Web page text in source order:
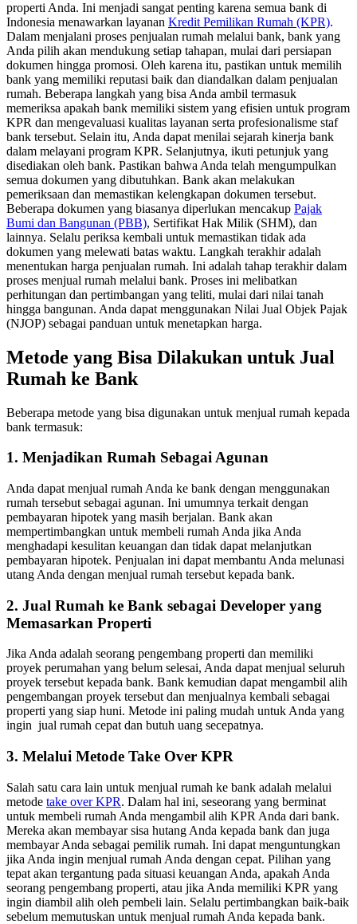
properti Anda. Ini menjadi sangat penting karena semua bank di
Indonesia menawarkan layanan Kredit Pemilikan Rumah (KPR).
Dalam menjalani proses penjualan rumah melalui bank, bank yang
Anda pilih akan mendukung setiap tahapan, mulai dari persiapan
dokumen hingga promosi. Oleh karena itu, pastikan untuk memilih
bank yang memiliki reputasi baik dan diandalkan dalam penjualan
rumah. Beberapa langkah yang bisa Anda ambil termasuk
memeriksa apakah bank memiliki sistem yang efisien untuk program
KPR dan mengevaluasi kualitas layanan serta profesionalisme staf
bank tersebut. Selain itu, Anda dapat menilai sejarah kinerja bank
dalam melayani program KPR. Selanjutnya, ikuti petunjuk yang
disediakan oleh bank. Pastikan bahwa Anda telah mengumpulkan
semua dokumen yang dibutuhkan. Bank akan melakukan
pemeriksaan dan memastikan kelengkapan dokumen tersebut.
Beberapa dokumen yang biasanya diperlukan mencakup Pajak
Bumi dan Bangunan (PBB), Sertifikat Hak Milik (SHM), dan
lainnya. Selalu periksa kembali untuk memastikan tidak ada
dokumen yang melewati batas waktu. Langkah terakhir adalah
menentukan harga penjualan rumah. Ini adalah tahap terakhir dalam
proses menjual rumah melalui bank. Proses ini melibatkan
perhitungan dan pertimbangan yang teliti, mulai dari nilai tanah
hingga bangunan. Anda dapat menggunakan Nilai Jual Objek Pajak
(NJOP) sebagai panduan untuk menetapkan harga.
Metode yang Bisa Dilakukan untuk Jual
Rumah ke Bank
Beberapa metode yang bisa digunakan untuk menjual rumah kepada
bank termasuk:
1. Menjadikan Rumah Sebagai Agunan
Anda dapat menjual rumah Anda ke bank dengan menggunakan
rumah tersebut sebagai agunan. Ini umumnya terkait dengan
pembayaran hipotek yang masih berjalan. Bank akan
mempertimbangkan untuk membeli rumah Anda jika Anda
menghadapi kesulitan keuangan dan tidak dapat melanjutkan
pembayaran hipotek. Penjualan ini dapat membantu Anda melunasi
utang Anda dengan menjual rumah tersebut kepada bank.
2. Jual Rumah ke Bank sebagai Developer yang
Memasarkan Properti
Jika Anda adalah seorang pengembang properti dan memiliki
proyek perumahan yang belum selesai, Anda dapat menjual seluruh
proyek tersebut kepada bank. Bank kemudian dapat mengambil alih
pengembangan proyek tersebut dan menjualnya kembali sebagai
properti yang siap huni. Metode ini paling mudah untuk Anda yang
ingin jual rumah cepat dan butuh uang secepatnya.
3. Melalui Metode Take Over KPR
Salah satu cara lain untuk menjual rumah ke bank adalah melalui
metode take over KPR. Dalam hal ini, seseorang yang berminat
untuk membeli rumah Anda mengambil alih KPR Anda dari bank.
Mereka akan membayar sisa hutang Anda kepada bank dan juga
membayar Anda sebagai pemilik rumah. Ini dapat menguntungkan
jika Anda ingin menjual rumah Anda dengan cepat. Pilihan yang
tepat akan tergantung pada situasi keuangan Anda, apakah Anda
seorang pengembang properti, atau jika Anda memiliki KPR yang
ingin diambil alih oleh pembeli lain. Selalu pertimbangkan baik-baik
sebelum memutuskan untuk menjual rumah Anda kepada bank.